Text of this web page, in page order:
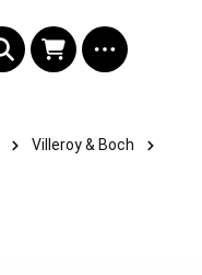
Villeroy & Boch